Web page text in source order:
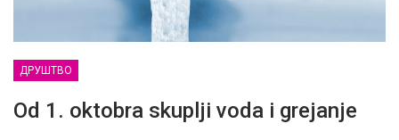
ДРУШТВО
Od 1. oktobra skuplji voda i grejanje